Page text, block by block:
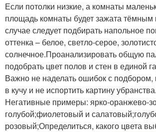
Если потолки низкие, а комнаты
площадь комнаты будет зажата
случае следует подбирать напольное
оттенка – белое, светло-серое,
солнечное.Проанализировать общую
подобрать цвет полов и стен в единой
Важно не наделать ошибок с
в кучу и не испортить картину убранства.
Негативные примеры: ярко-оранжево-
голубой;фиолетовый и
розовый;Определиться, какого цвета